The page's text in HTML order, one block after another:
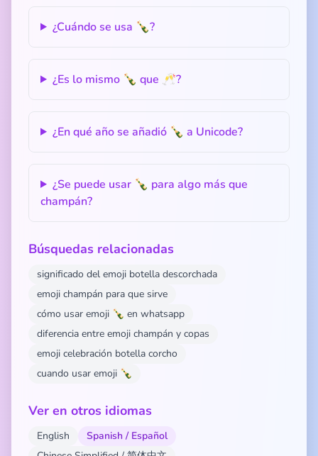
¿Cuándo se usa 🍾?
¿Es lo mismo 🍾 que 🥂?
¿En qué año se añadió 🍾 a Unicode?
¿Se puede usar 🍾 para algo más que
champán?
Búsquedas relacionadas
significado del emoji botella descorchada
emoji champán para que sirve
cómo usar emoji 🍾 en whatsapp
diferencia entre emoji champán y copas
emoji celebración botella corcho
cuando usar emoji 🍾
Ver en otros idiomas
English
Spanish / Español